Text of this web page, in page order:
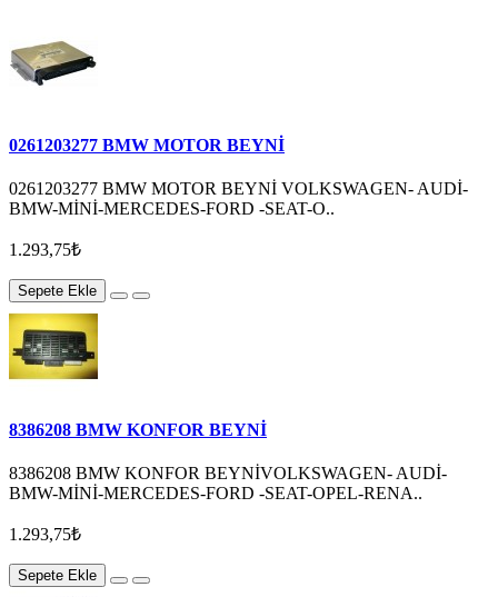
0261203277 BMW MOTOR BEYNİ
0261203277 BMW MOTOR BEYNİ VOLKSWAGEN- AUDİ-
BMW-MİNİ-MERCEDES-FORD -SEAT-O..
1.293,75₺
Sepete Ekle
8386208 BMW KONFOR BEYNİ
8386208 BMW KONFOR BEYNİVOLKSWAGEN- AUDİ-
BMW-MİNİ-MERCEDES-FORD -SEAT-OPEL-RENA..
1.293,75₺
Sepete Ekle